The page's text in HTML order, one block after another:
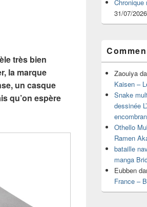
très bien
la marque
un casque
qu’on espère
Chronique
31/07/2026
Zaouiya
Kaisen –
Snake
dessinée
Othello
Ramen
bataille
manga
Eubben
France –